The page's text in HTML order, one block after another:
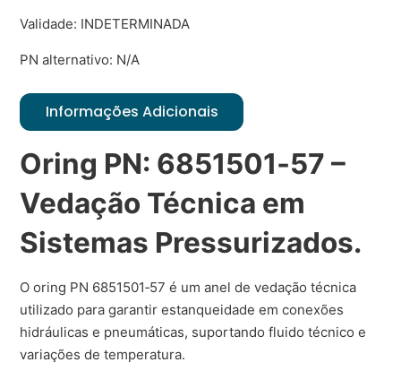
Validade: INDETERMINADA
PN alternativo: N/A
Informações Adicionais
Oring PN: 6851501‑57 –
Vedação Técnica em
Sistemas Pressurizados.
O oring PN 6851501‑57 é um anel de vedação técnica
utilizado para garantir estanqueidade em conexões
hidráulicas e pneumáticas, suportando fluido técnico e
variações de temperatura.